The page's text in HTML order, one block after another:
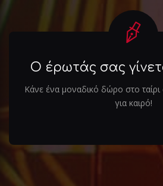
Ο έρωτάς σας
Κάνε ένα μοναδικό δώρο στο
για καιρό!